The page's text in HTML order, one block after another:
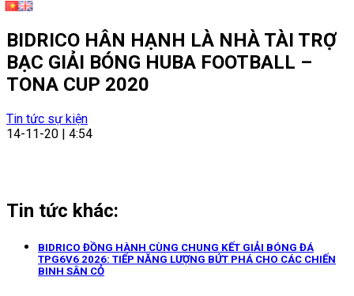
BIDRICO HÂN HẠNH LÀ NHÀ TÀI TRỢ
BẠC GIẢI BÓNG HUBA FOOTBALL –
TONA CUP 2020
Tin tức sự kiện
14-11-20 | 4:54
Tin tức khác:
BIDRICO ĐỒNG HÀNH CÙNG CHUNG KẾT GIẢI BÓNG ĐÁ
TPG6V6 2026: TIẾP NĂNG LƯỢNG BỨT PHÁ CHO CÁC CHIẾN
BINH SÂN CỎ